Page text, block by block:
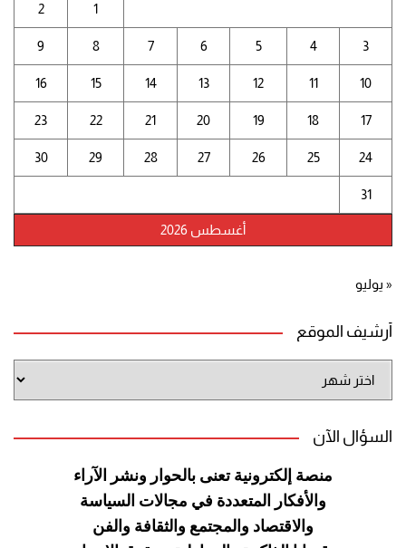
أغسطس 2026
1
2
3
4
5
6
7
8
9
10
11
12
13
14
15
16
17
18
19
20
21
22
23
24
25
26
27
28
29
30
31
« يوليو
أرشيف الموقع
الموقع
السؤال الآن
منصة إلكترونية تعنى بالحوار ونشر الآراء
والأفكار المتعددة في مجالات السياسة
والاقتصاد والمجتمع والثقافة والفن